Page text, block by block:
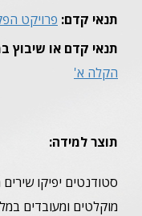
תנאי קדם: פרויקט
תנאי קדם או שיבוץ
הקלה א'
תוצר למידה:
סטודנטים יפיקו
מוקלטים ומעובדים